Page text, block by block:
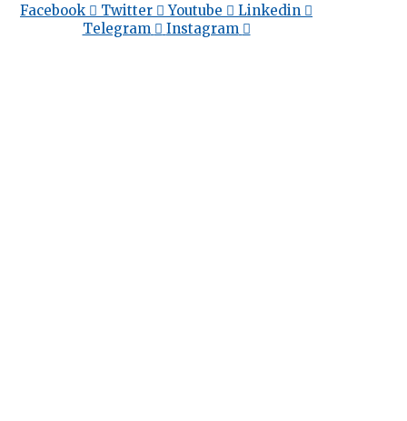
Facebook Twitter Youtube
Linkedin
Telegram
Instagram